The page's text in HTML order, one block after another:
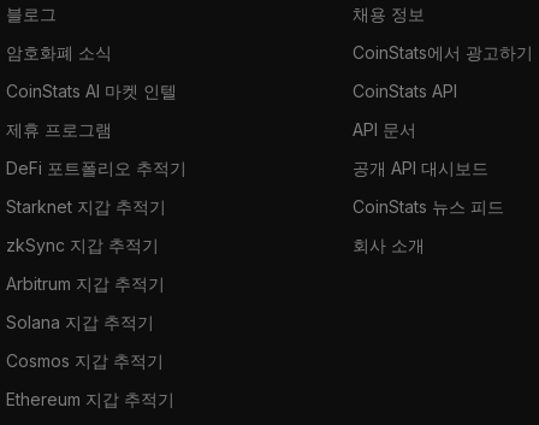
블로그
암호화폐 소식
CoinStats AI 마켓 인텔
제휴 프로그램
DeFi 포트폴리오 추적기
Starknet 지갑 추적기
zkSync 지갑 추적기
Arbitrum 지갑 추적기
Solana 지갑 추적기
Cosmos 지갑 추적기
Ethereum 지갑 추적기
채용 정보
CoinStats에서 광고하기
CoinStats API
API 문서
공개 API 대시보드
CoinStats 뉴스 피드
회사 소개